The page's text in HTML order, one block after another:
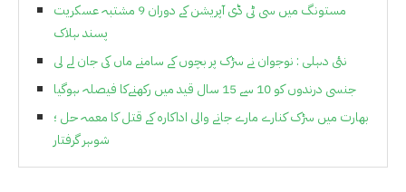
مستونگ میں سی ٹی ڈی آپریشن کے دوران 9 مشتبہ عسکریت
پسند ہلاک
نئی دہلی : نوجوان نے سڑک پر بچوں کے سامنے ماں کی جان لے لی
جنسی درندوں کو 10 سے 15 سال قید میں رکھنےکا فیصلہ ہوگیا
بھارت میں سڑک کنارے مارے جانے والی اداکارہ کے قتل کا معمہ حل ؛
شوہر گرفتار